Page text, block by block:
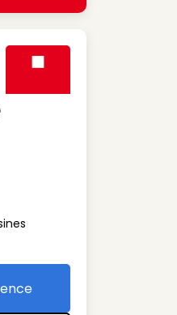
offres de l'agence